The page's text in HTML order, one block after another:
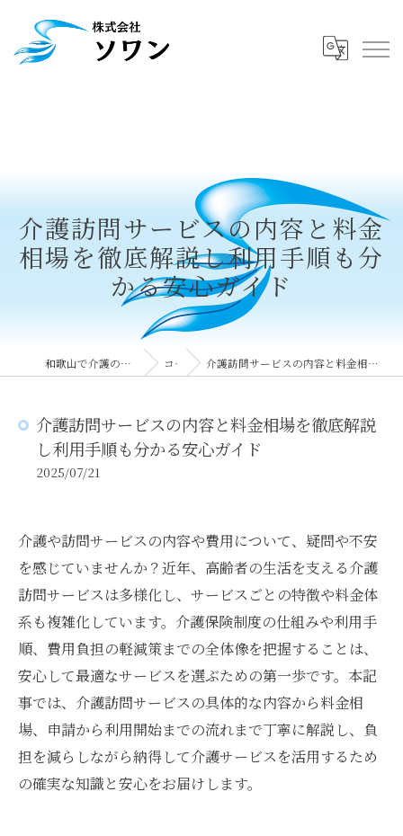
介護訪問サービスの内容と料金
相場を徹底解説し利用手順も分
かる安心ガイド
和歌山で介護の求人なら株式会社ソワン コラム 介護訪問サービスの内容と料金相場を徹底解説し利用手順も分かる安心ガイド
介護訪問サービスの内容と料金相場を徹底解説
し利用手順も分かる安心ガイド
2025/07/21
介護や訪問サービスの内容や費用について、疑問や不安
を感じていませんか？近年、高齢者の生活を支える介護
訪問サービスは多様化し、サービスごとの特徴や料金体
系も複雑化しています。介護保険制度の仕組みや利用手
順、費用負担の軽減策までの全体像を把握することは、
安心して最適なサービスを選ぶための第一歩です。本記
事では、介護訪問サービスの具体的な内容から料金相
場、申請から利用開始までの流れまで丁寧に解説し、負
担を減らしながら納得して介護サービスを活用するため
の確実な知識と安心をお届けします。